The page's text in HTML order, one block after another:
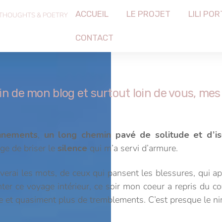
& POETRY ACCUEIL LE PROJET LILI
CONTACT
de mon blog et surtout loin de vous,
, un long chemin pavé de solitude et
de briser le silence qui m’a servi d’armure.
les mots, de ceux qui pansent les blessures, qui
ce voyage intérieur, ce soir mon coeur a repris du
quasiment plus de tremblements. C’est presque le